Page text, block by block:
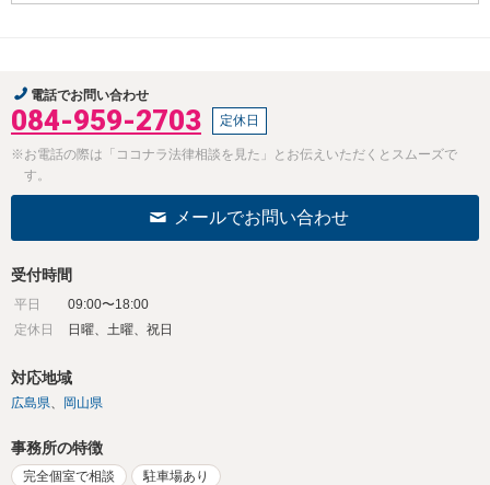
電話でお問い合わせ
084-959-2703 定休日
※お電話の際は「ココナラ法律相談を見た」とお伝えいただくとスムーズで
す。
メールでお問い合わせ
受付時間
平日
09:00〜18:00
定休日
日曜、土曜、祝日
対応地域
広島県 岡山県
事務所の特徴
完全個室で相談 駐車場あり